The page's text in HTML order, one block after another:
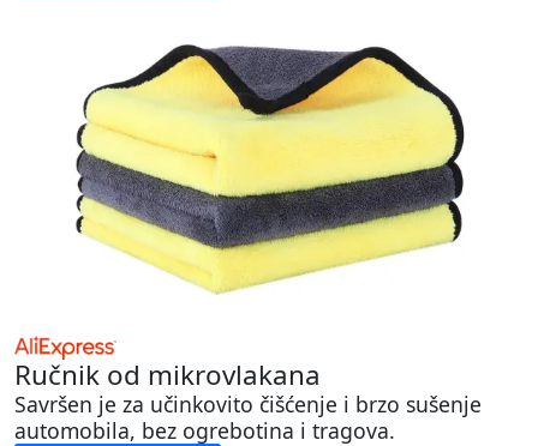
Ručnik od mikrovlakana
Savršen je za učinkovito čišćenje i brzo sušenje
automobila, bez ogrebotina i tragova.